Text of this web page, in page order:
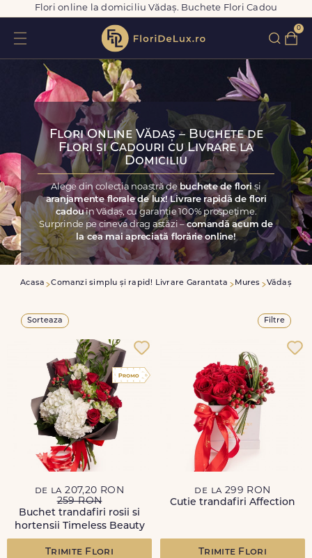
Flori online la domiciliu Vădaș. Buchete Flori Cadou
0
Flori Online Vădaș – Buchete de
Flori și Cadouri cu Livrare la
Domiciliu
Alege din colecția noastră de buchete de floriși
aranjamente florale de lux! Livrare rapidă de flori
cadouîn Vădaș, cu garanție 100% prospețime.
Surprinde pe cineva drag astăzi –comandă acum de
la cea mai apreciată florărie online!
Acasa Comanzi simplu și rapid! Livrare Garantata Mures Vădaș
Sorteaza Filtre
de la 207,20 RON
259 RON
Buchet trandafiri rosii si
hortensii Timeless Beauty
Trimite Flori
de la 299 RON
Cutie trandafiri Affection
Trimite Flori